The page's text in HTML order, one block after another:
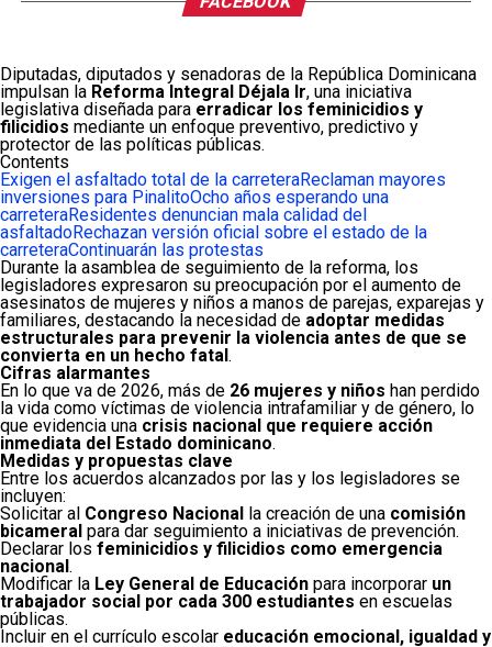
Diputadas, diputados y senadoras de la República Dominicana
impulsan la Reforma Integral Déjala Ir, una iniciativa
legislativa diseñada para erradicar los feminicidios y
filicidios mediante un enfoque preventivo, predictivo y
protector de las políticas públicas.
Contents
Exigen el asfaltado total de la carreteraReclaman mayores
inversiones para PinalitoOcho años esperando una
carreteraResidentes denuncian mala calidad del
asfaltadoRechazan versión oficial sobre el estado de la
carreteraContinuarán las protestas
Durante la asamblea de seguimiento de la reforma, los
legisladores expresaron su preocupación por el aumento de
asesinatos de mujeres y niños a manos de parejas, exparejas y
familiares, destacando la necesidad de adoptar medidas
estructurales para prevenir la violencia antes de que se
convierta en un hecho fatal.
Cifras alarmantes
En lo que va de 2026, más de 26 mujeres y niños han perdido
la vida como víctimas de violencia intrafamiliar y de género, lo
que evidencia una crisis nacional que requiere acción
inmediata del Estado dominicano.
Medidas y propuestas clave
Entre los acuerdos alcanzados por las y los legisladores se
incluyen:
Solicitar al Congreso Nacional la creación de una comisión
bicameral para dar seguimiento a iniciativas de prevención.
Declarar los feminicidios y filicidios como emergencia
nacional.
Modificar la Ley General de Educación para incorporar un
trabajador social por cada 300 estudiantes en escuelas
públicas.
Incluir en el currículo escolar educación emocional, igualdad y